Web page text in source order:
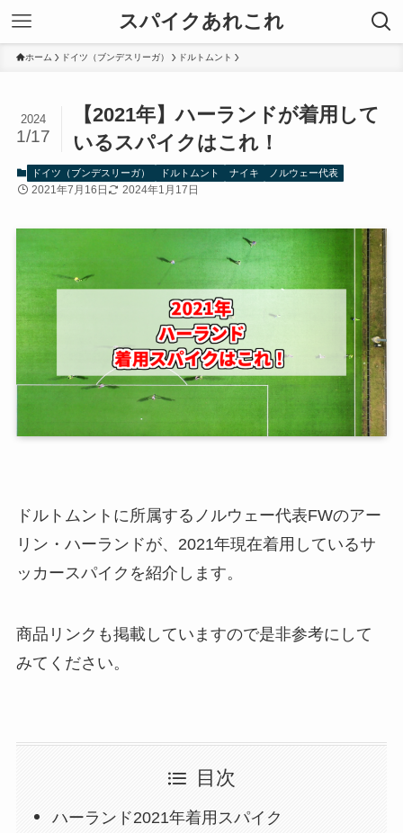
スパイクあれこれ
ホーム ドイツ（ブンデスリーガ） ドルトムント
【2021年】ハーランドが着用して
いるスパイクはこれ！
2024
1/17
ドイツ（ブンデスリーガ） ドルトムント ナイキ ノルウェー代表
2021年7月16日 2024年1月17日
ドルトムントに所属するノルウェー代表FWのアー
リン・ハーランドが、2021年現在着用しているサ
ッカースパイクを紹介します。
商品リンクも掲載していますので是非参考にして
みてください。
目次
ハーランド2021年着用スパイク